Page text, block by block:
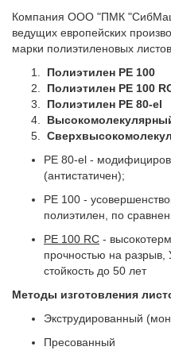
Компания ООО "ПМК
ведущих европейских
марки полиэтиленовых
Полиэтилен PE 100
Полиэтилен PE 100
Полиэтилен PE 80-el
PE 80-el -
(антистатичен);
PE 100 -
полиэтилен, по
PE 100 RC -
прочностью на разрыв,
стойкость до 50 лет
Методы изготовления
Экструдированный
Пресованный